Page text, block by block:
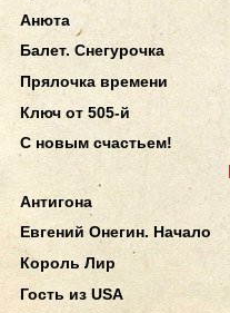
Анюта
Балет. Снегурочка
Прялочка времени
Ключ от 505-й
С новым счастьем!
Антигона
Евгений Онегин. Начало
Король Лир
Гость из USA